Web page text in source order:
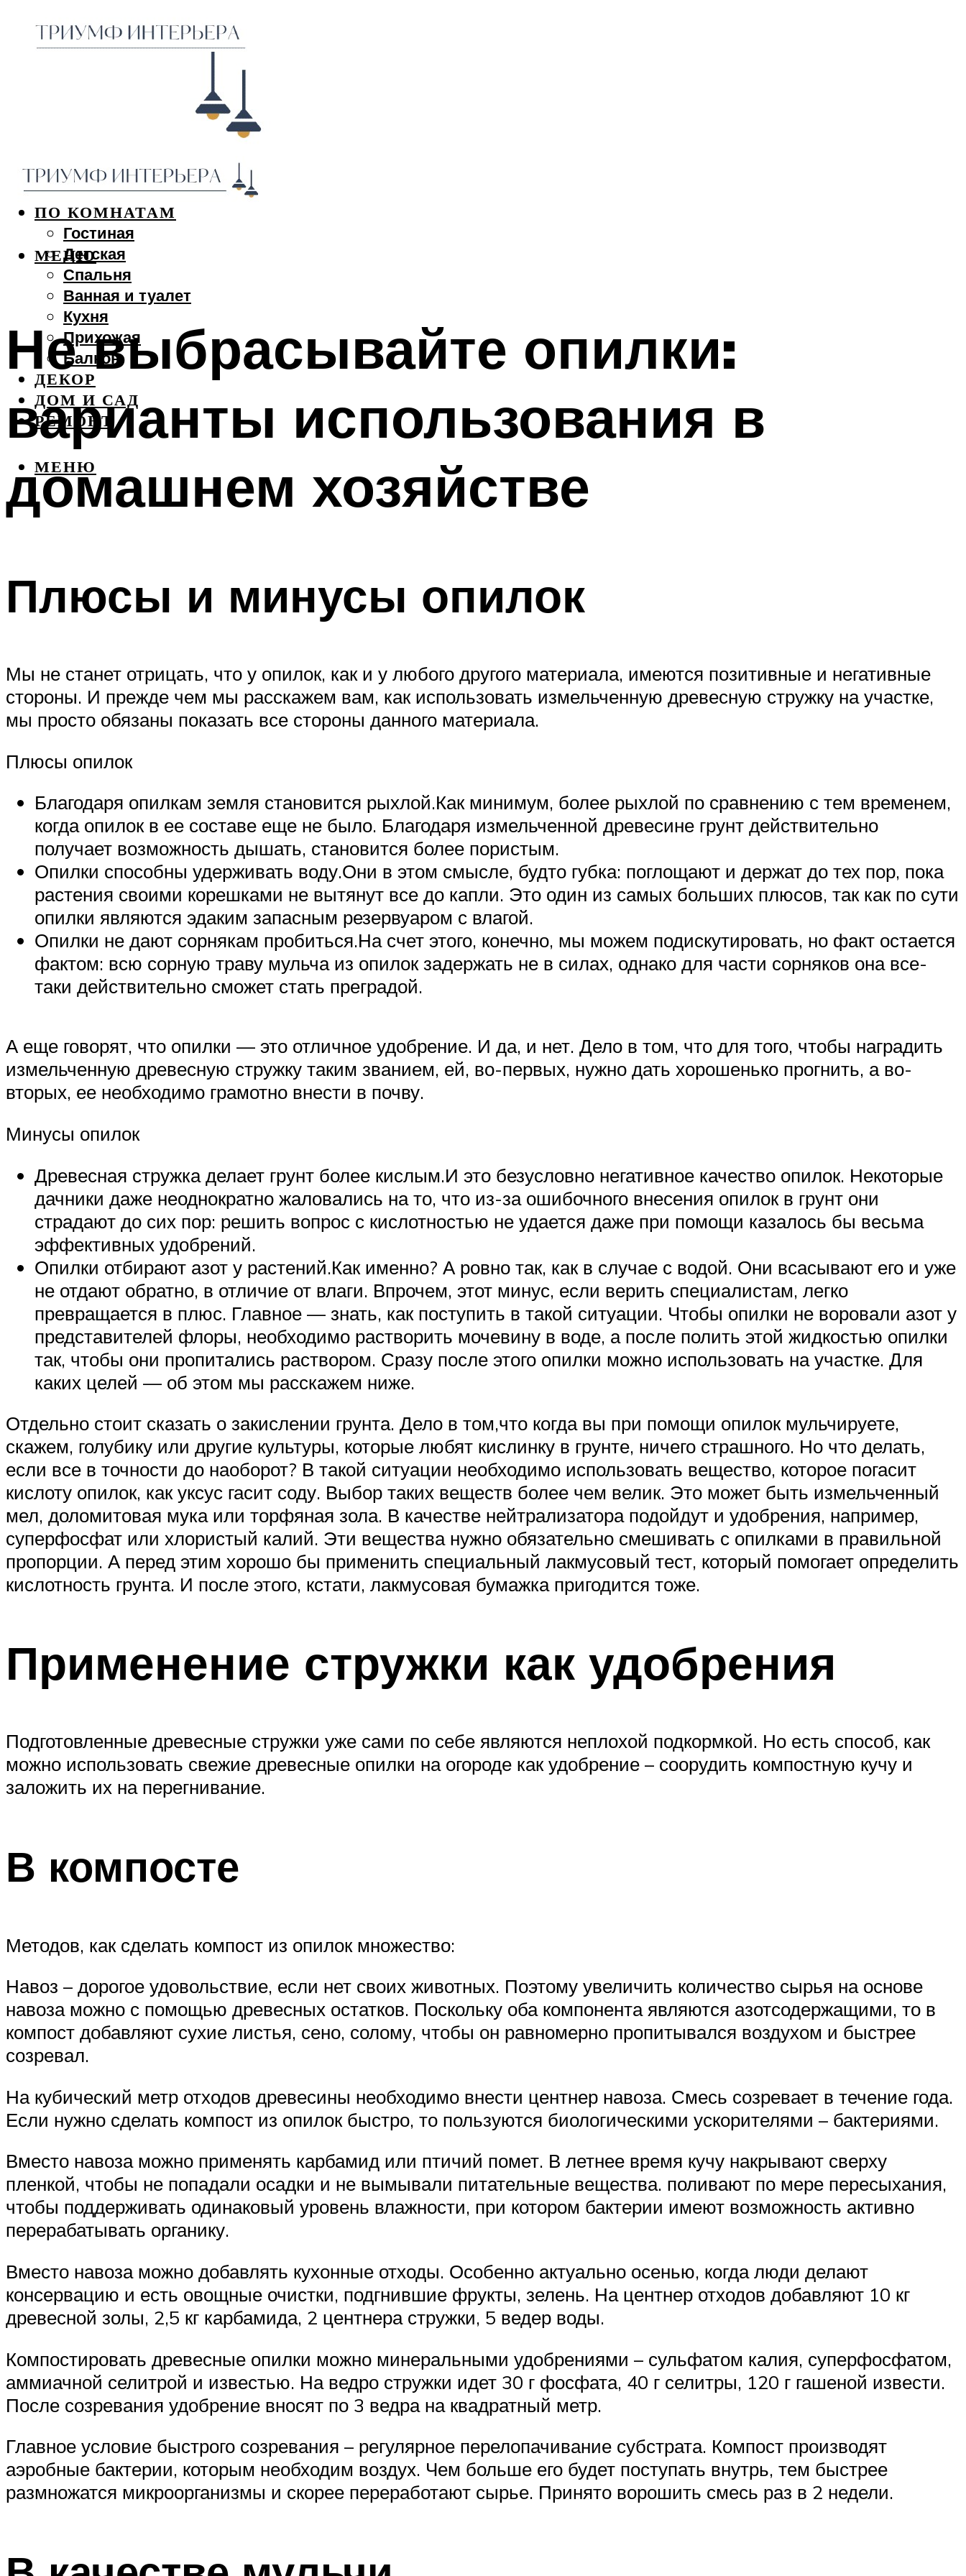
ДИЗАЙН ИНТЕРЬЕРА
ПО КОМНАТАМ
Гостиная
Детская
Спальня
Ванная и туалет
Кухня
Прихожая
Балкон
ДЕКОР
ДОМ И САД
РЕМОНТ
МЕНЮ
МЕНЮ
Не выбрасывайте опилки:
варианты использования в
домашнем хозяйстве
Плюсы и минусы опилок
Мы не станет отрицать, что у опилок, как и у любого другого материала, имеются позитивные и негативные
стороны. И прежде чем мы расскажем вам, как использовать измельченную древесную стружку на участке,
мы просто обязаны показать все стороны данного материала.
Плюсы опилок
Благодаря опилкам земля становится рыхлой.Как минимум, более рыхлой по сравнению с тем временем,
когда опилок в ее составе еще не было. Благодаря измельченной древесине грунт действительно
получает возможность дышать, становится более пористым.
Опилки способны удерживать воду.Они в этом смысле, будто губка: поглощают и держат до тех пор, пока
растения своими корешками не вытянут все до капли. Это один из самых больших плюсов, так как по сути
опилки являются эдаким запасным резервуаром с влагой.
Опилки не дают сорнякам пробиться.На счет этого, конечно, мы можем подискутировать, но факт остается
фактом: всю сорную траву мульча из опилок задержать не в силах, однако для части сорняков она все-
таки действительно сможет стать преградой.
А еще говорят, что опилки — это отличное удобрение. И да, и нет. Дело в том, что для того, чтобы наградить
измельченную древесную стружку таким званием, ей, во-первых, нужно дать хорошенько прогнить, а во-
вторых, ее необходимо грамотно внести в почву.
Минусы опилок
Древесная стружка делает грунт более кислым.И это безусловно негативное качество опилок. Некоторые
дачники даже неоднократно жаловались на то, что из-за ошибочного внесения опилок в грунт они
страдают до сих пор: решить вопрос с кислотностью не удается даже при помощи казалось бы весьма
эффективных удобрений.
Опилки отбирают азот у растений.Как именно? А ровно так, как в случае с водой. Они всасывают его и уже
не отдают обратно, в отличие от влаги. Впрочем, этот минус, если верить специалистам, легко
превращается в плюс. Главное — знать, как поступить в такой ситуации. Чтобы опилки не воровали азот у
представителей флоры, необходимо растворить мочевину в воде, а после полить этой жидкостью опилки
так, чтобы они пропитались раствором. Сразу после этого опилки можно использовать на участке. Для
каких целей — об этом мы расскажем ниже.
Отдельно стоит сказать о закислении грунта. Дело в том,что когда вы при помощи опилок мульчируете,
скажем, голубику или другие культуры, которые любят кислинку в грунте, ничего страшного. Но что делать,
если все в точности до наоборот? В такой ситуации необходимо использовать вещество, которое погасит
кислоту опилок, как уксус гасит соду. Выбор таких веществ более чем велик. Это может быть измельченный
мел, доломитовая мука или торфяная зола. В качестве нейтрализатора подойдут и удобрения, например,
суперфосфат или хлористый калий. Эти вещества нужно обязательно смешивать с опилками в правильной
пропорции. А перед этим хорошо бы применить специальный лакмусовый тест, который помогает определить
кислотность грунта. И после этого, кстати, лакмусовая бумажка пригодится тоже.
Применение стружки как удобрения
Подготовленные древесные стружки уже сами по себе являются неплохой подкормкой. Но есть способ, как
можно использовать свежие древесные опилки на огороде как удобрение – соорудить компостную кучу и
заложить их на перегнивание.
В компосте
Методов, как сделать компост из опилок множество:
Навоз – дорогое удовольствие, если нет своих животных. Поэтому увеличить количество сырья на основе
навоза можно с помощью древесных остатков. Поскольку оба компонента являются азотсодержащими, то в
компост добавляют сухие листья, сено, солому, чтобы он равномерно пропитывался воздухом и быстрее
созревал.
На кубический метр отходов древесины необходимо внести центнер навоза. Смесь созревает в течение года.
Если нужно сделать компост из опилок быстро, то пользуются биологическими ускорителями – бактериями.
Вместо навоза можно применять карбамид или птичий помет. В летнее время кучу накрывают сверху
пленкой, чтобы не попадали осадки и не вымывали питательные вещества. поливают по мере пересыхания,
чтобы поддерживать одинаковый уровень влажности, при котором бактерии имеют возможность активно
перерабатывать органику.
Вместо навоза можно добавлять кухонные отходы. Особенно актуально осенью, когда люди делают
консервацию и есть овощные очистки, подгнившие фрукты, зелень. На центнер отходов добавляют 10 кг
древесной золы, 2,5 кг карбамида, 2 центнера стружки, 5 ведер воды.
Компостировать древесные опилки можно минеральными удобрениями – сульфатом калия, суперфосфатом,
аммиачной селитрой и известью. На ведро стружки идет 30 г фосфата, 40 г селитры, 120 г гашеной извести.
После созревания удобрение вносят по 3 ведра на квадратный метр.
Главное условие быстрого созревания – регулярное перелопачивание субстрата. Компост производят
аэробные бактерии, которым необходим воздух. Чем больше его будет поступать внутрь, тем быстрее
размножатся микроорганизмы и скорее переработают сырье. Принято ворошить смесь раз в 2 недели.